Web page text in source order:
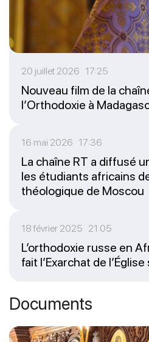
20 juillet 2026 17:25
Nouveau film de la
l’Orthodoxie à
16 mai 2026 17:36
La chaîne RT a diffusé
les étudiants africains
théologique de Moscou
18 février 2025 21:05
L’orthodoxie russe en
fait l’Exarchat de
Documents